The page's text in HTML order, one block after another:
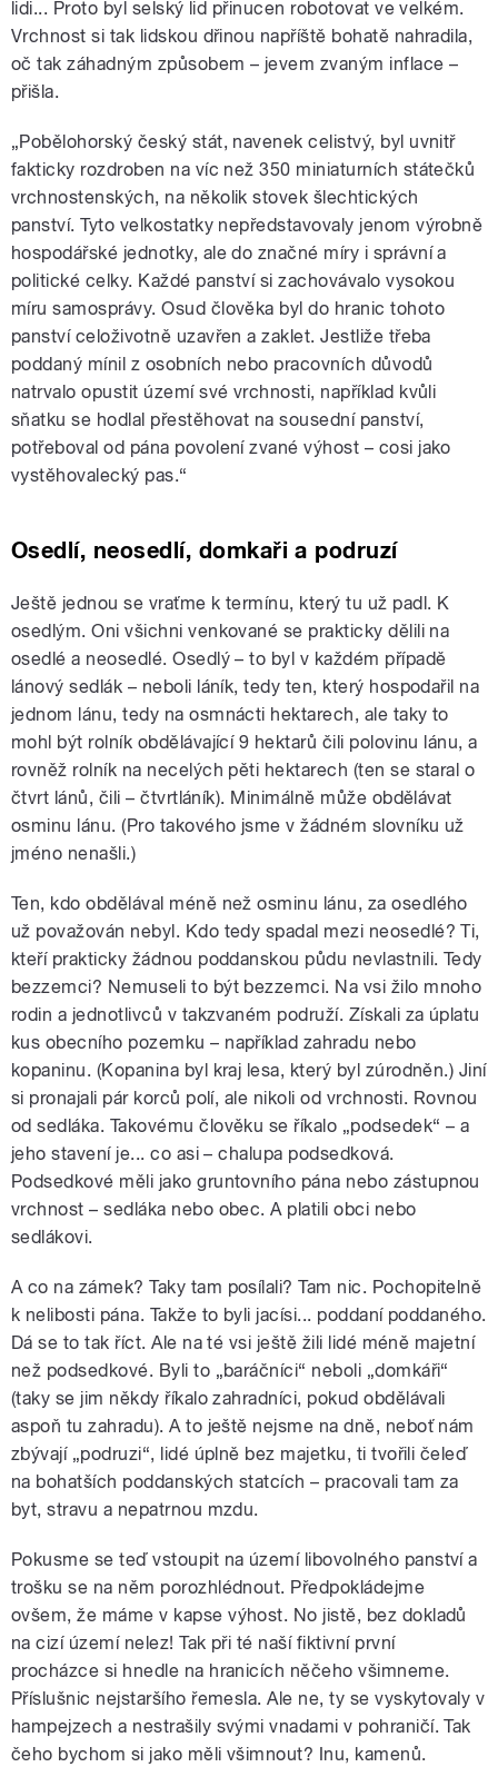
lidi... Proto byl selský lid přinucen robotovat ve velkém.
Vrchnost si tak lidskou dřinou napříště bohatě nahradila,
oč tak záhadným způsobem – jevem zvaným inflace –
přišla.
„Pobělohorský český stát, navenek celistvý, byl uvnitř
fakticky rozdroben na víc než 350 miniaturních státečků
vrchnostenských, na několik stovek šlechtických
panství. Tyto velkostatky nepředstavovaly jenom výrobně
hospodářské jednotky, ale do značné míry i správní a
politické celky. Každé panství si zachovávalo vysokou
míru samosprávy. Osud člověka byl do hranic tohoto
panství celoživotně uzavřen a zaklet. Jestliže třeba
poddaný mínil z osobních nebo pracovních důvodů
natrvalo opustit území své vrchnosti, například kvůli
sňatku se hodlal přestěhovat na sousední panství,
potřeboval od pána povolení zvané výhost – cosi jako
vystěhovalecký pas.“
Osedlí, neosedlí, domkaři a podruzí
Ještě jednou se vraťme k termínu, který tu už padl. K
osedlým. Oni všichni venkované se prakticky dělili na
osedlé a neosedlé. Osedlý – to byl v každém případě
lánový sedlák – neboli láník, tedy ten, který hospodařil na
jednom lánu, tedy na osmnácti hektarech, ale taky to
mohl být rolník obdělávající 9 hektarů čili polovinu lánu, a
rovněž rolník na necelých pěti hektarech (ten se staral o
čtvrt lánů, čili – čtvrtláník). Minimálně může obdělávat
osminu lánu. (Pro takového jsme v žádném slovníku už
jméno nenašli.)
Ten, kdo obdělával méně než osminu lánu, za osedlého
už považován nebyl. Kdo tedy spadal mezi neosedlé? Ti,
kteří prakticky žádnou poddanskou půdu nevlastnili. Tedy
bezzemci? Nemuseli to být bezzemci. Na vsi žilo mnoho
rodin a jednotlivců v takzvaném podruží. Získali za úplatu
kus obecního pozemku – například zahradu nebo
kopaninu. (Kopanina byl kraj lesa, který byl zúrodněn.) Jiní
si pronajali pár korců polí, ale nikoli od vrchnosti. Rovnou
od sedláka. Takovému člověku se říkalo „podsedek“ – a
jeho stavení je... co asi – chalupa podsedková.
Podsedkové měli jako gruntovního pána nebo zástupnou
vrchnost – sedláka nebo obec. A platili obci nebo
sedlákovi.
A co na zámek? Taky tam posílali? Tam nic. Pochopitelně
k nelibosti pána. Takže to byli jacísi... poddaní poddaného.
Dá se to tak říct. Ale na té vsi ještě žili lidé méně majetní
než podsedkové. Byli to „baráčníci“ neboli „domkáři“
(taky se jim někdy říkalo zahradníci, pokud obdělávali
aspoň tu zahradu). A to ještě nejsme na dně, neboť nám
zbývají „podruzi“, lidé úplně bez majetku, ti tvořili čeleď
na bohatších poddanských statcích – pracovali tam za
byt, stravu a nepatrnou mzdu.
Pokusme se teď vstoupit na území libovolného panství a
trošku se na něm porozhlédnout. Předpokládejme
ovšem, že máme v kapse výhost. No jistě, bez dokladů
na cizí území nelez! Tak při té naší fiktivní první
procházce si hnedle na hranicích něčeho všimneme.
Příslušnic nejstaršího řemesla. Ale ne, ty se vyskytovaly v
hampejzech a nestrašily svými vnadami v pohraničí. Tak
čeho bychom si jako měli všimnout? Inu, kamenů.